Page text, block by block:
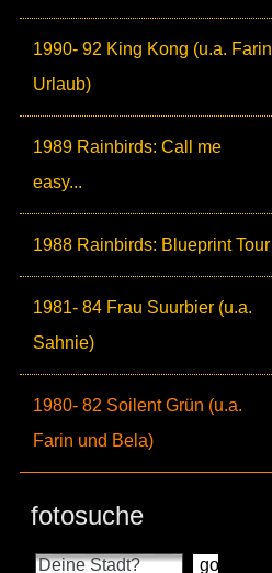
1990- 92 King Kong (u.a. Farin
Urlaub)
1989 Rainbirds: Call me
easy...
1988 Rainbirds: Blueprint Tour
1981- 84 Frau Suurbier (u.a.
Sahnie)
1980- 82 Soilent Grün (u.a.
Farin und Bela)
fotosuche